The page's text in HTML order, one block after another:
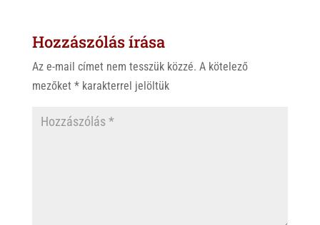
Hozzászólás írása
Az e-mail címet nem tesszük közzé. A kötelező
mezőket *karakterrel jelöltük